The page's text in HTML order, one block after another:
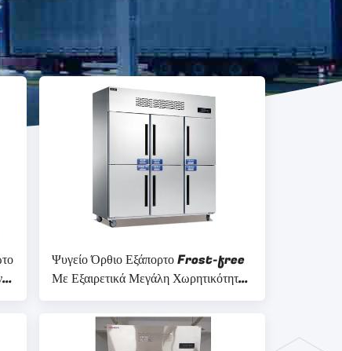
Ψυγείο Όρθιο Εξάπορτο Frost-free
Με Εξαιρετικά Μεγάλη Χωρητικότητα
Επαγγελματικού Καταψύκτη